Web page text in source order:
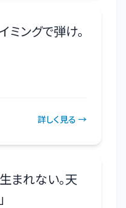
ミングで弾け。
詳しく見る →
まれない。天
」